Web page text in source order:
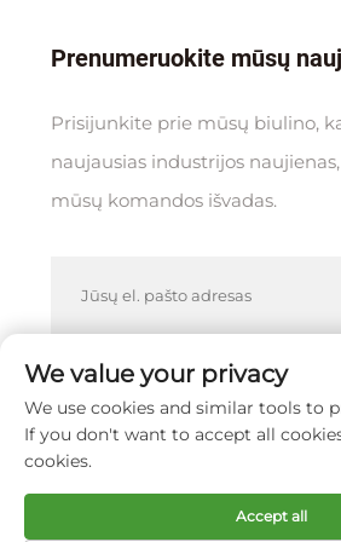
Prenumeruokite mūsų
Prisijunkite prie mūsų biulino,
naujausias industrijos
mūsų komandos išvadas.
Autorių teisės © XIAMEN HUAKANG
Privatumo politika
Sukurti į viršų
We value your privacy
We use cookies and similar tools to
If you don't want to accept all
cookies.
Accept all